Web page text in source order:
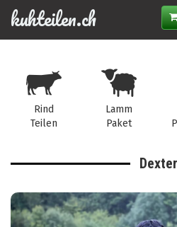
kuhteilen.ch
Rind
Teilen
Lamm
Paket
Dexter